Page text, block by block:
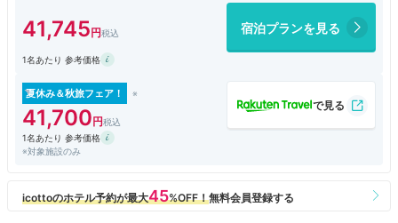
ほぼ唯一の不満は部屋についていたサウナがあまり熱くならなかったこ
と。
41,745 宿泊プランを見る
1名あたり 参考価格
夏休み＆秋旅フェア！
41,700
1名あたり 参考価格
※対象施設のみ